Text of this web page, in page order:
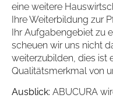
eine weitere
Ihre Weiterbildung zur
Ihr Aufgabengebiet zu
scheuen wir uns nicht
weiterzubilden, dies ist
Qualitätsmerkmal von
Ausblick: ABUCURA